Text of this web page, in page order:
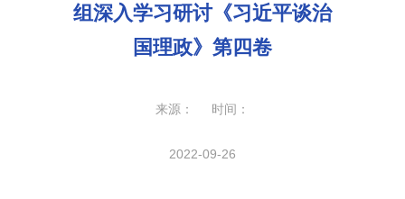
组深入学习研讨《习近平谈治
国理政》第四卷
来源： 时间：
2022-09-26